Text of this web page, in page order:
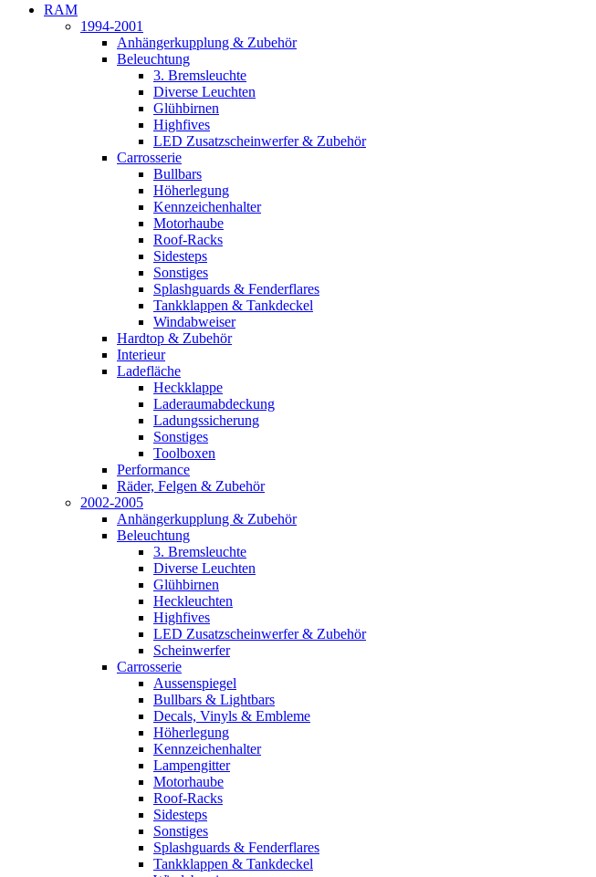
RAM
1994-2001
Anhängerkupplung & Zubehör
Beleuchtung
3. Bremsleuchte
Diverse Leuchten
Glühbirnen
Highfives
LED Zusatzscheinwerfer & Zubehör
Carrosserie
Bullbars
Höherlegung
Kennzeichenhalter
Motorhaube
Roof-Racks
Sidesteps
Sonstiges
Splashguards & Fenderflares
Tankklappen & Tankdeckel
Windabweiser
Hardtop & Zubehör
Interieur
Ladefläche
Heckklappe
Laderaumabdeckung
Ladungssicherung
Sonstiges
Toolboxen
Performance
Räder, Felgen & Zubehör
2002-2005
Anhängerkupplung & Zubehör
Beleuchtung
3. Bremsleuchte
Diverse Leuchten
Glühbirnen
Heckleuchten
Highfives
LED Zusatzscheinwerfer & Zubehör
Scheinwerfer
Carrosserie
Aussenspiegel
Bullbars & Lightbars
Decals, Vinyls & Embleme
Höherlegung
Kennzeichenhalter
Lampengitter
Motorhaube
Roof-Racks
Sidesteps
Sonstiges
Splashguards & Fenderflares
Tankklappen & Tankdeckel